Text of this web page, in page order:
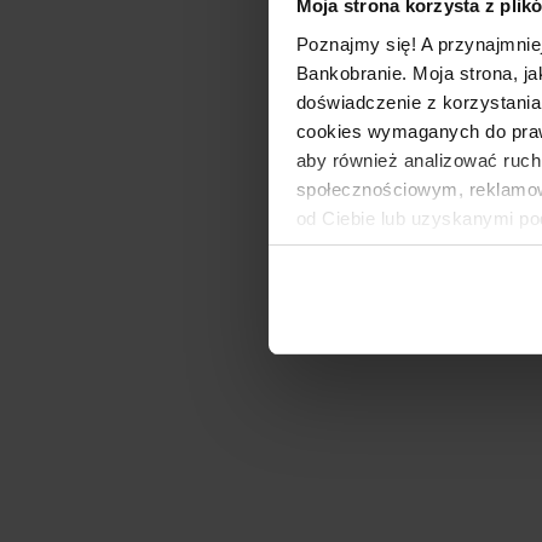
Moja strona korzysta z
Poznajmy się! A
Bankobranie. Moja strona,
doświadczenie z
cookies wymaganych do
aby również analizować
społecznościowym,
od Ciebie lub uzyskanymi